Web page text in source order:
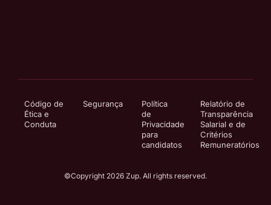
Código de
Ética e
Conduta
Segurança
Política
de
Privacidade
para
candidatos
Relatório de
Transparência
Salarial e de
Critérios
Remuneratórios
©Copyright 2026 Zup. All rights reserved.